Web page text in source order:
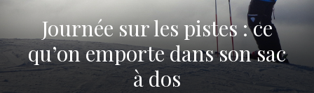
Journée sur les pistes : ce
qu’on emporte dans son sac
à dos